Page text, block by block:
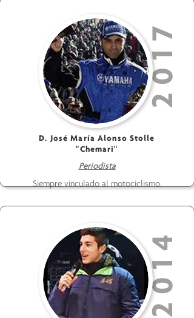
2017
D. José María Alonso Stolle
"Chemari"
Periodista
Siempre vinculado al motociclismo.
2014